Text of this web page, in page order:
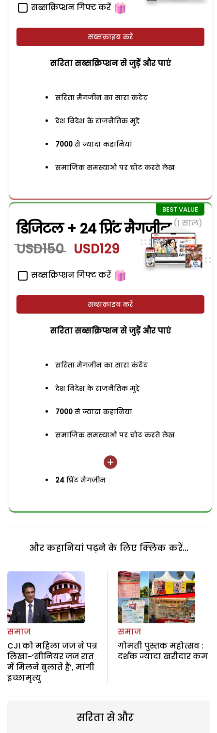
सब्सक्रिप्शन गिफ्ट करें
सब्सक्राइब करें
सरिता सब्सक्रिप्शन से जुड़ेें और पाएं
सरिता मैगजीन का सारा कंटेंट
देश विदेश के राजनैतिक मुद्दे
7000 से ज्यादा कहानियां
समाजिक समस्याओं पर चोट करते लेख
डिजिटल + 24 प्रिंट मैगजीन (1 साल)
USD150 USD129
सब्सक्रिप्शन गिफ्ट करें
सब्सक्राइब करें
सरिता सब्सक्रिप्शन से जुड़ेें और पाएं
सरिता मैगजीन का सारा कंटेंट
देश विदेश के राजनैतिक मुद्दे
7000 से ज्यादा कहानियां
समाजिक समस्याओं पर चोट करते लेख
24 प्रिंट मैगजीन
और कहानियां पढ़ने के लिए क्लिक करें...
समाज
CJI को महिला जज ने पत्र
लिखा-‘सीनियर जज रात
में मिलने बुलाते हैं’, मांगी
इच्छामृत्यु
समाज
गोमती पुस्तक महोत्सव :
दर्शक ज्यादा खरीदार कम
सरिता से और